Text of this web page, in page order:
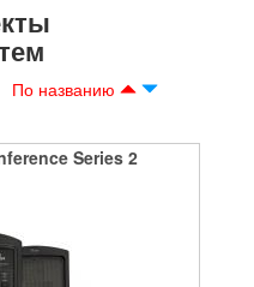
По названию
Series 2